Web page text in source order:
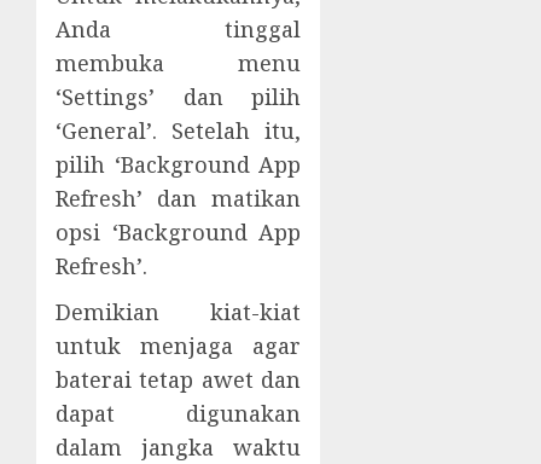
Anda tinggal
membuka menu
‘Settings’ dan pilih
‘General’. Setelah itu,
pilih ‘Background App
Refresh’ dan matikan
opsi ‘Background App
Refresh’.
Demikian kiat-kiat
untuk menjaga agar
baterai tetap awet dan
dapat digunakan
dalam jangka waktu